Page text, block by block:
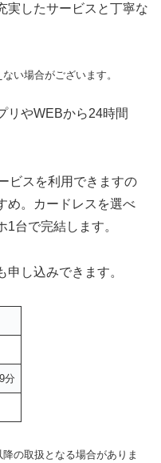
実したサービスと丁寧な
い場合がございます。
リやWEBから24時間
ビスを利用できますの
め。カードレスを選べ
台で完結します。
し込みできます。
分
の取扱となる場合がありま